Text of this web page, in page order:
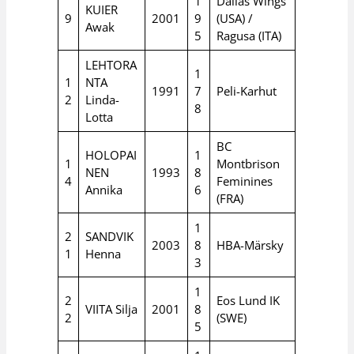
9
KUIER
Awak
2001
9
5
(USA) /
Ragusa (ITA)
1
2
LEHTORA
NTA
Linda-
Lotta
1991
1
7
8
Peli-Karhut
1
4
HOLOPAI
NEN
Annika
1993
1
8
6
BC
Montbrison
Feminines
(FRA)
2
1
SANDVIK
Henna
2003
1
8
3
HBA-Märsky
2
2
VIITA Silja 2001
1
8
5
Eos Lund IK
(SWE)